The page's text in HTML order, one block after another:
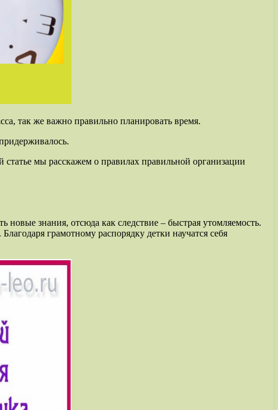
так же важно правильно планировать время.
мы расскажем о правилах правильной организации
знания, отсюда как следствие – быстрая утомляемость.
грамотному распорядку детки научатся себя